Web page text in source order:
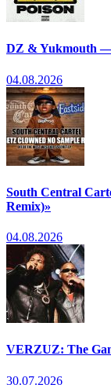
DZ & Yukmouth —
04.08.2026
South Central
Remix)»
04.08.2026
VERZUZ: The
30.07.2026